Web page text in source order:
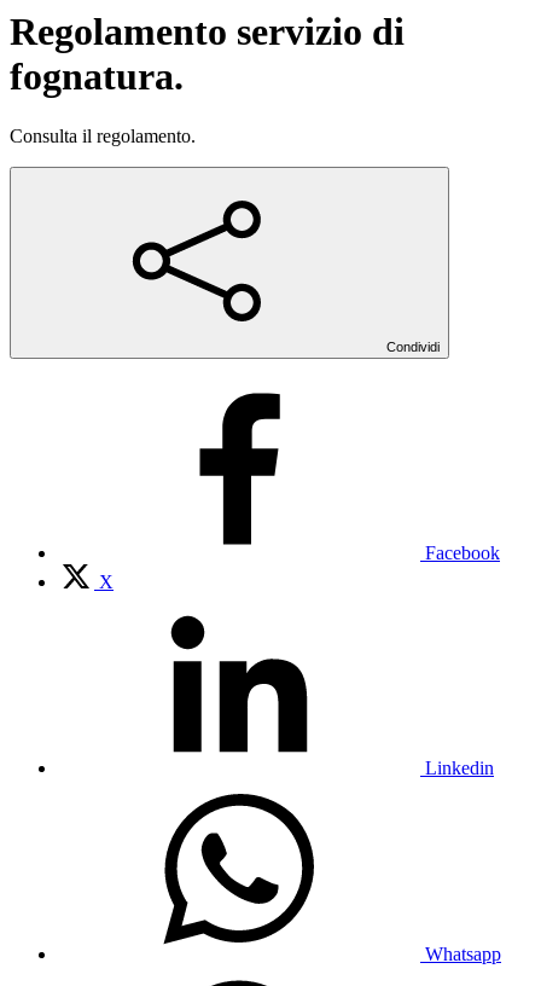
Regolamento servizio di
fognatura.
Consulta il regolamento.
Condividi
Facebook
X
Linkedin
Whatsapp